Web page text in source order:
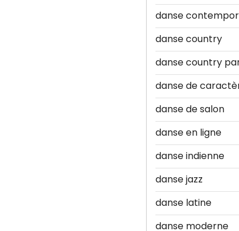
danse
danse country
danse country
danse de
danse de salon
danse en ligne
danse indienne
danse jazz
danse latine
danse moderne